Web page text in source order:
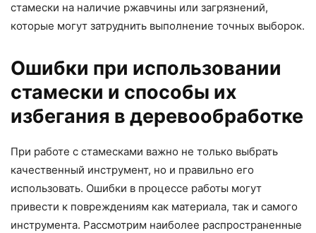
стамески на наличие ржавчины или загрязнений,
которые могут затруднить выполнение точных выборок.
Ошибки при использовании
стамески и способы их
избегания в деревообработке
При работе с стамесками важно не только выбрать
качественный инструмент, но и правильно его
использовать. Ошибки в процессе работы могут
привести к повреждениям как материала, так и самого
инструмента. Рассмотрим наиболее распространенные